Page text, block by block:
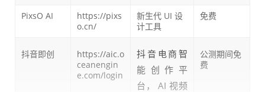
PixsO AI
https://pixs
o.cn/
新生代 UI 设
计工具
免费
抖音即创
https://aic.o
ceanengin
e.com/login
抖音电商智
能创作平
台， AI 视频
公测期间免
费